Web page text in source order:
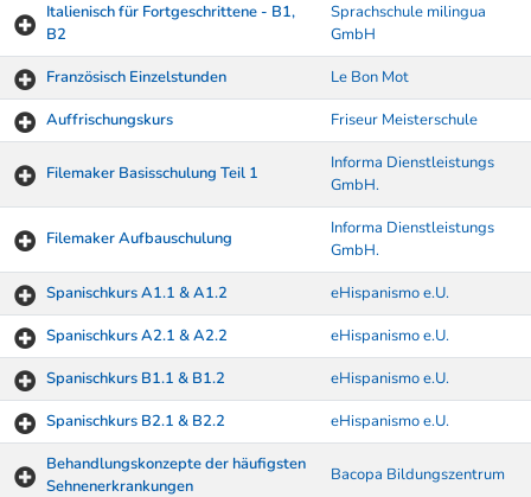
Italienisch für Fortgeschrittene - B1,
B2
Sprachschule milingua
GmbH
Französisch Einzelstunden
Le Bon Mot
Auffrischungskurs
Friseur Meisterschule
Filemaker Basisschulung Teil 1
Informa Dienstleistungs
GmbH.
Filemaker Aufbauschulung
Informa Dienstleistungs
GmbH.
Spanischkurs A1.1 & A1.2
eHispanismo e.U.
Spanischkurs A2.1 & A2.2
eHispanismo e.U.
Spanischkurs B1.1 & B1.2
eHispanismo e.U.
Spanischkurs B2.1 & B2.2
eHispanismo e.U.
Behandlungskonzepte der häufigsten
Sehnenerkrankungen
Bacopa Bildungszentrum